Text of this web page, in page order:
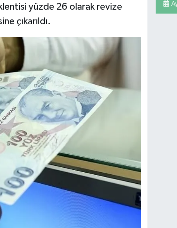
yüzde 26 olarak revize
çıkarıldı.